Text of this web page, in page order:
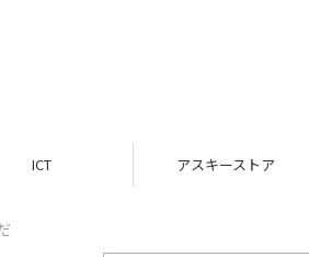
ICT アスキーストア